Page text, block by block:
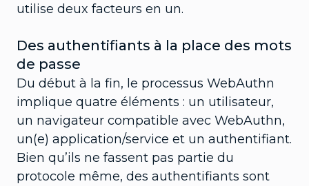
utilise deux facteurs en un.
Des authentifiants à la place des mots
de passe
Du début à la fin, le processus WebAuthn
implique quatre éléments : un utilisateur,
un navigateur compatible avec WebAuthn,
un(e) application/service et un authentifiant.
Bien qu’ils ne fassent pas partie du
protocole même, des authentifiants sont